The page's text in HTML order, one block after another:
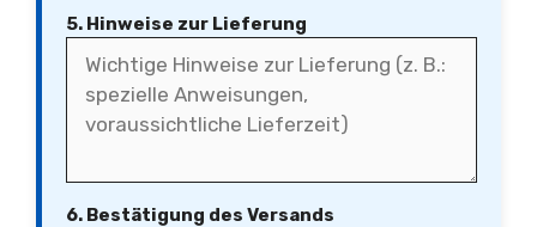
5. Hinweise zur Lieferung
6. Bestätigung des Versands